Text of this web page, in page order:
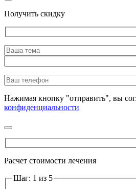
Получить скидку
Нажимая кнопку "отправить", вы
конфиденциальности
Расчет стоимости лечения
Шаг: 1 из 5